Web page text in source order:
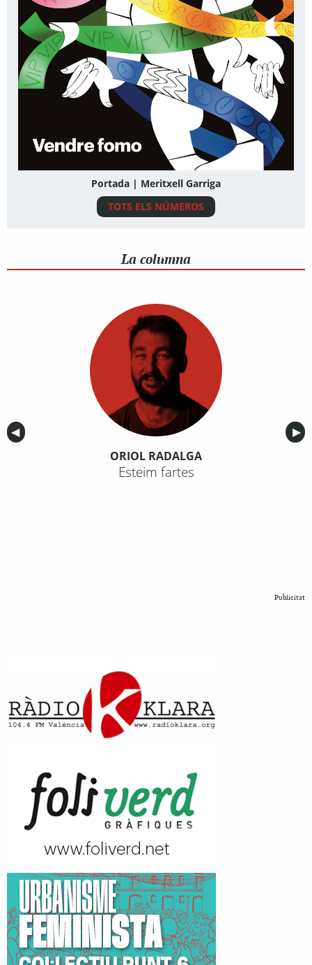
Portada | Meritxell Garriga
TOTS ELS NÚMEROS
La columna
Anterior
◀︎ ▶︎
ORIOL RADALGA
Esteim fartes
Publicitat